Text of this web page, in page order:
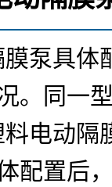
泵具
。同一
电动隔
配置后